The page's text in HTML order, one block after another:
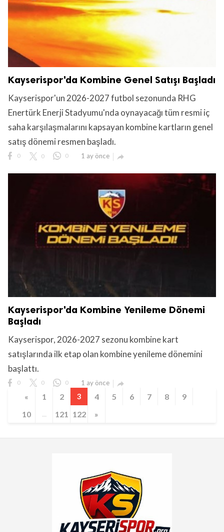
Kayserispor'da Kombine Genel Satışı Başladı
Kayserispor'un 2026-2027 futbol sezonunda RHG
Enertürk Enerji Stadyumu'nda oynayacağı tüm resmi iç
saha karşılaşmalarını kapsayan kombine kartların genel
satış dönemi resmen başladı.
0 0 0 1 ay önce 
Kayserispor'da Kombine Yenileme Dönemi
Başladı
Kayserispor, 2026-2027 sezonu kombine kart
satışlarında ilk etap olan kombine yenileme dönemini
başlattı.
0 0 0 1 ay önce 
« 1 2 3 4 5 6 7 8
9
10
... 121 122 »